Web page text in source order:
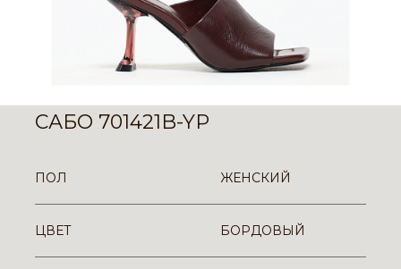
САБО 701421B-YP
ПОЛ ЖЕНСКИЙ
ЦВЕТ БОРДОВЫЙ